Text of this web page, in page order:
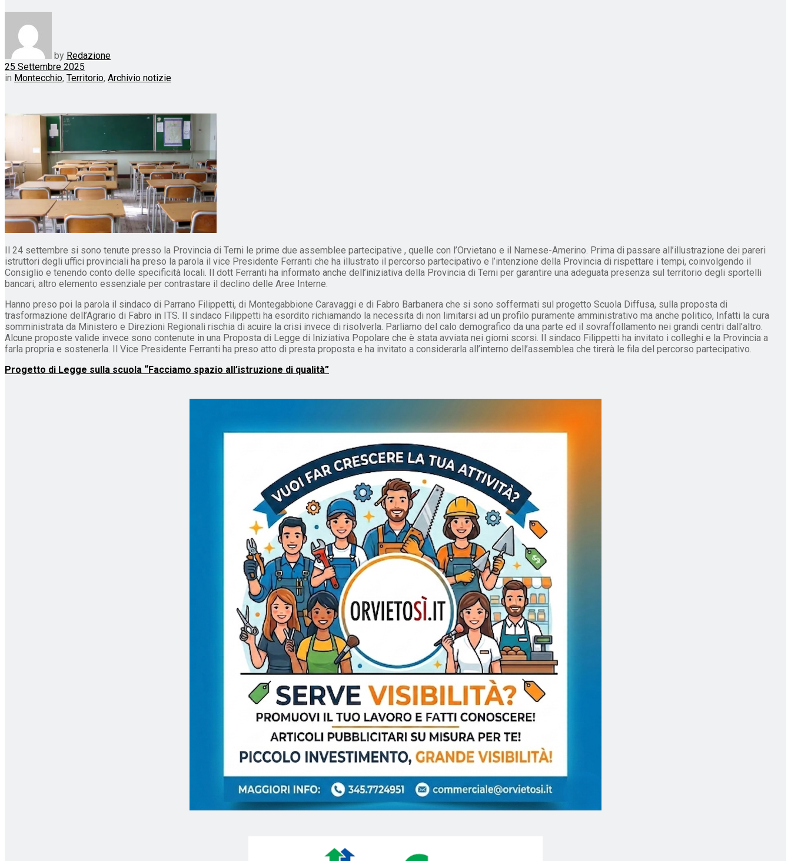
by Redazione
25 Settembre 2025
in Montecchio, Territorio, Archivio notizie
Il 24 settembre si sono tenute presso la Provincia di Terni le prime due assemblee partecipative , quelle con l’Orvietano e il Narnese-Amerino. Prima di passare all’illustrazione dei pareri
istruttori degli uffici provinciali ha preso la parola il vice Presidente Ferranti che ha illustrato il percorso partecipativo e l’intenzione della Provincia di rispettare i tempi, coinvolgendo il
Consiglio e tenendo conto delle specificità locali. Il dott Ferranti ha informato anche dell’iniziativa della Provincia di Terni per garantire una adeguata presenza sul territorio degli sportelli
bancari, altro elemento essenziale per contrastare il declino delle Aree Interne.
Hanno preso poi la parola il sindaco di Parrano Filippetti, di Montegabbione Caravaggi e di Fabro Barbanera che si sono soffermati sul progetto Scuola Diffusa, sulla proposta di
trasformazione dell’Agrario di Fabro in ITS. Il sindaco Filippetti ha esordito richiamando la necessita di non limitarsi ad un profilo puramente amministrativo ma anche politico, Infatti la cura
somministrata da Ministero e Direzioni Regionali rischia di acuire la crisi invece di risolverla. Parliamo del calo demografico da una parte ed il sovraffollamento nei grandi centri dall’altro.
Alcune proposte valide invece sono contenute in una Proposta di Legge di Iniziativa Popolare che è stata avviata nei giorni scorsi. Il sindaco Filippetti ha invitato i colleghi e la Provincia a
farla propria e sostenerla. Il Vice Presidente Ferranti ha preso atto di presta proposta e ha invitato a considerarla all’interno dell’assemblea che tirerà le fila del percorso partecipativo.
Progetto di Legge sulla scuola “Facciamo spazio all’istruzione di qualità”